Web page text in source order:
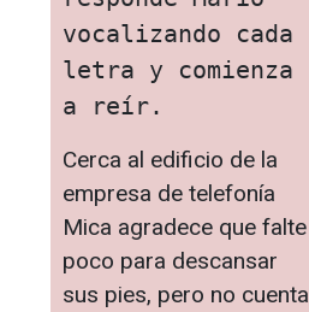
vocalizando cada
letra y comienza
a reír.
Cerca al edificio de la
empresa de telefonía
Mica agradece que falte
poco para descansar
sus pies, pero no cuenta